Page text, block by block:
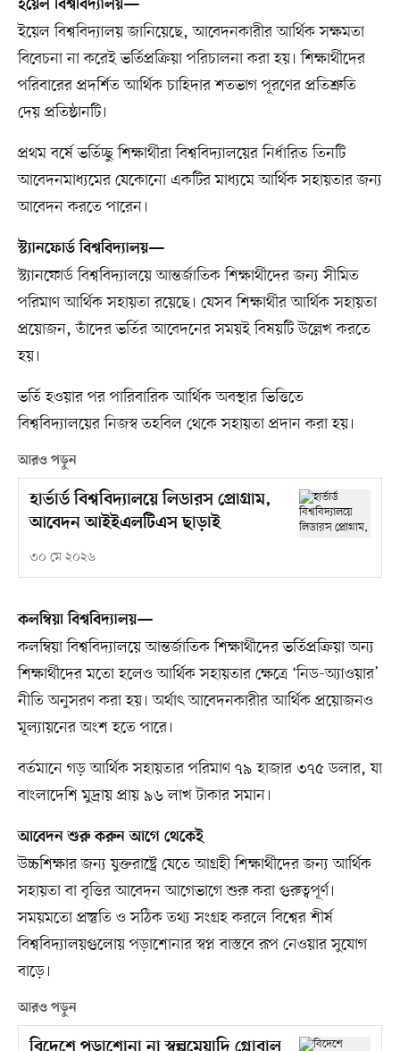
ইয়েল বিশ্ববিদ্যালয়—
ইয়েল বিশ্ববিদ্যালয় জানিয়েছে, আবেদনকারীর আর্থিক সক্ষমতা
বিবেচনা না করেই ভর্তিপ্রক্রিয়া পরিচালনা করা হয়। শিক্ষার্থীদের
পরিবারের প্রদর্শিত আর্থিক চাহিদার শতভাগ পূরণের প্রতিশ্রুতি
দেয় প্রতিষ্ঠানটি।
প্রথম বর্ষে ভর্তিচ্ছু শিক্ষার্থীরা বিশ্ববিদ্যালয়ের নির্ধারিত তিনটি
আবেদনমাধ্যমের যেকোনো একটির মাধ্যমে আর্থিক সহায়তার জন্য
আবেদন করতে পারেন।
স্ট্যানফোর্ড বিশ্ববিদ্যালয়—
স্ট্যানফোর্ড বিশ্ববিদ্যালয়ে আন্তর্জাতিক শিক্ষার্থীদের জন্য সীমিত
পরিমাণ আর্থিক সহায়তা রয়েছে। যেসব শিক্ষার্থীর আর্থিক সহায়তা
প্রয়োজন, তাঁদের ভর্তির আবেদনের সময়ই বিষয়টি উল্লেখ করতে
হয়।
ভর্তি হওয়ার পর পারিবারিক আর্থিক অবস্থার ভিত্তিতে
বিশ্ববিদ্যালয়ের নিজস্ব তহবিল থেকে সহায়তা প্রদান করা হয়।
আরও পড়ুন
হার্ভার্ড বিশ্ববিদ্যালয়ে লিডারস প্রোগ্রাম,
আবেদন আইইএলটিএস ছাড়াই
৩০ মে ২০২৬
কলম্বিয়া বিশ্ববিদ্যালয়—
কলম্বিয়া বিশ্ববিদ্যালয়ে আন্তর্জাতিক শিক্ষার্থীদের ভর্তিপ্রক্রিয়া অন্য
শিক্ষার্থীদের মতো হলেও আর্থিক সহায়তার ক্ষেত্রে ‘নিড-অ্যাওয়ার’
নীতি অনুসরণ করা হয়। অর্থাৎ আবেদনকারীর আর্থিক প্রয়োজনও
মূল্যায়নের অংশ হতে পারে।
বর্তমানে গড় আর্থিক সহায়তার পরিমাণ ৭৯ হাজার ৩৭৫ ডলার, যা
বাংলাদেশি মুদ্রায় প্রায় ৯৬ লাখ টাকার সমান।
আবেদন শুরু করুন আগে থেকেই
উচ্চশিক্ষার জন্য যুক্তরাষ্ট্রে যেতে আগ্রহী শিক্ষার্থীদের জন্য আর্থিক
সহায়তা বা বৃত্তির আবেদন আগেভাগে শুরু করা গুরুত্বপূর্ণ।
সময়মতো প্রস্তুতি ও সঠিক তথ্য সংগ্রহ করলে বিশ্বের শীর্ষ
বিশ্ববিদ্যালয়গুলোয় পড়াশোনার স্বপ্ন বাস্তবে রূপ নেওয়ার সুযোগ
বাড়ে।
আরও পড়ুন